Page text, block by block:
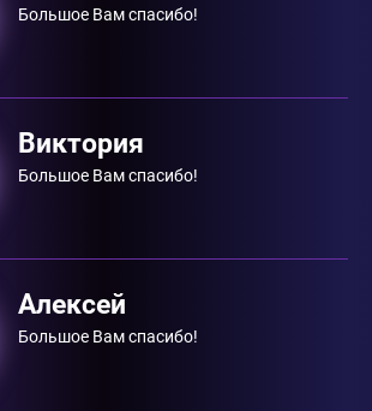
Большое Вам спасибо!
Виктория
Большое Вам спасибо!
Алексей
Большое Вам спасибо!